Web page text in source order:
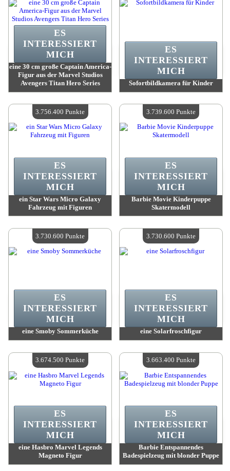
eine 30 cm große Captain America-
Figur aus der Marvel Studios
Avengers Titan Hero Series
Verfügbare Menge:4
ES
INTERESSIERT
MICH
Sofortbildkamera für Kinder
Verfügbare Menge:4
ES
INTERESSIERT
MICH
ein Star Wars Micro Galaxy
Fahrzeug mit Figuren
Verfügbare Menge:4
ES
INTERESSIERT
MICH
3.756.400 Punkte
Barbie Movie Kinderpuppe
Skatermodell
Verfügbare Menge:4
ES
INTERESSIERT
MICH
3.739.600 Punkte
eine Smoby Sommerküche
Verfügbare Menge:4
ES
INTERESSIERT
MICH
3.730.600 Punkte
eine Solarfroschfigur
Verfügbare Menge:4
ES
INTERESSIERT
MICH
3.730.600 Punkte
eine Hasbro Marvel Legends
Magneto Figur
ES
INTERESSIERT
MICH
3.674.500 Punkte
Barbie Entspannendes
Badespielzeug mit blonder Puppe
ES
INTERESSIERT
MICH
3.663.400 Punkte